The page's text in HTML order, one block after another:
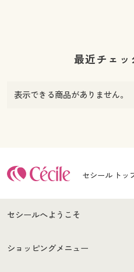
最近チェッ
表示できる商品がありません。
セシール トッ
セシールへようこそ
はじめての方へ
ショッピングメニュー